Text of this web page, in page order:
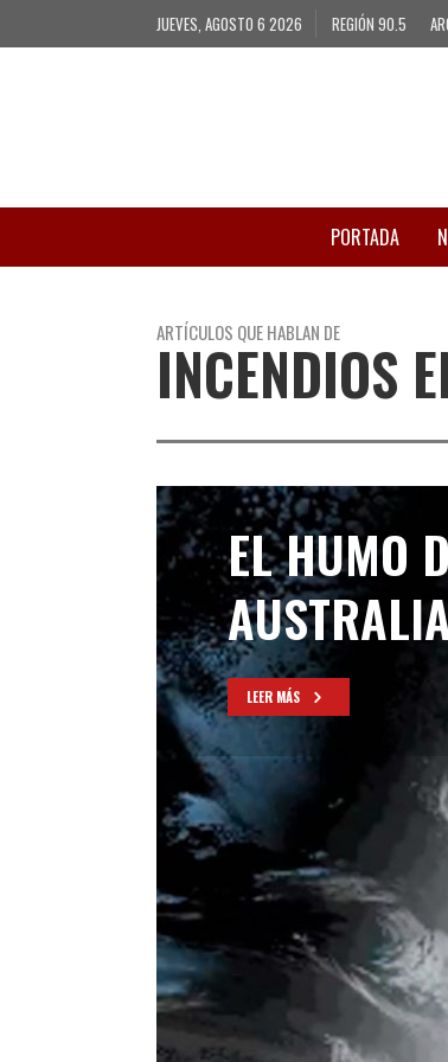
JUEVES, AGOSTO 6 2026 REGIÓN 90.5
PORTADA
ARTÍCULOS QUE HABLAN DE
INCENDIOS
EL HUMO
LEER MÁS